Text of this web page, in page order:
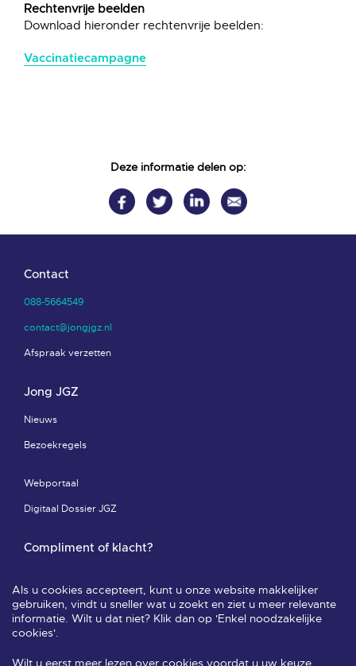
Rechtenvrije beelden
Download hieronder rechtenvrije beelden:
Vaccinatiecampagne
Deze informatie delen op:
Contact
088-5664549
contact@jongjgz.nl
Afspraak verzetten
Jong JGZ
Nieuws
Bezoekregels
Webportaal
Digitaal Dossier JGZ
Compliment of klacht?
Leveringsvoorwaarden & privacy
Veelgestelde vragen
Als u cookies accepteert, kunt u onze website makkelijker
gebruiken, vindt u sneller wat u zoekt en ziet u meer relevante
informatie. Wilt u dat niet? Klik dan op 'Enkel noodzakelijke
cookies'.
Wilt u eerst meer lezen over cookies voordat u uw keuze